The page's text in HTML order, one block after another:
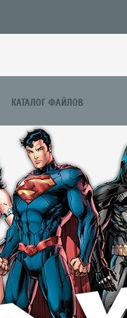
КАТАЛОГ ФАЙЛОВ